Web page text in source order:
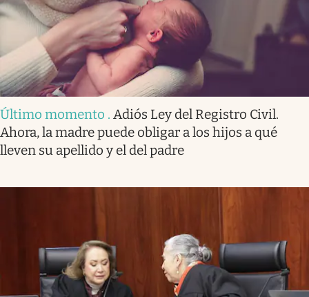
Último momento . Adiós Ley del Registro Civil.
Ahora, la madre puede obligar a los hijos a qué
lleven su apellido y el del padre